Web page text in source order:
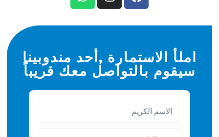
املأ الاستمارة ,أحد مندوبينا
سيقوم بالتواصل معك قريباً